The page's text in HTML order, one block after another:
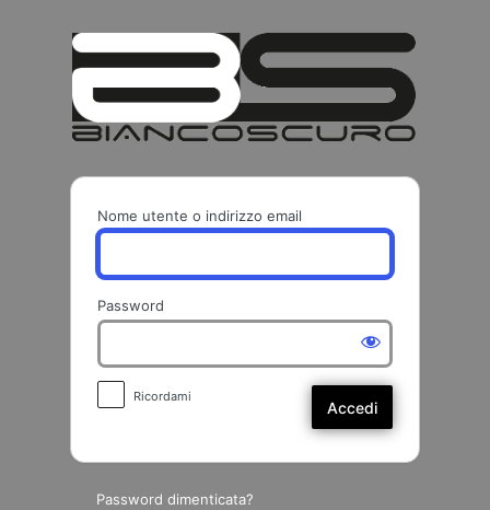
Nome utente o indirizzo email
Password
Ricordami
Password dimenticata?